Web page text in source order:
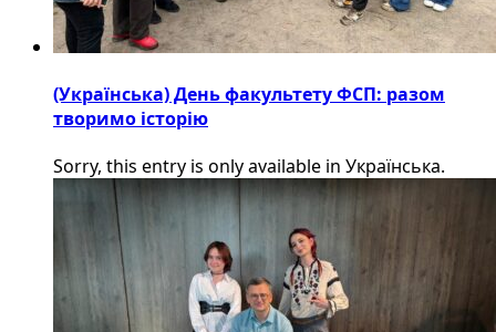
(Українська) День факультету ФСП: разом
творимо історію
Sorry, this entry is only available in Українська.